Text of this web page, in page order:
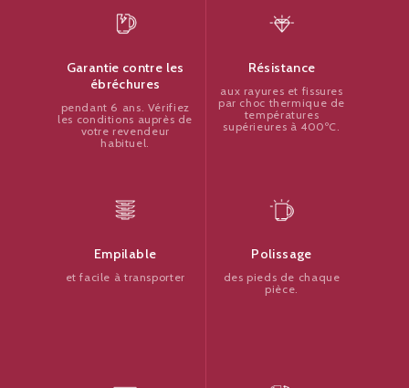
Garantie contre les
ébréchures
pendant 6 ans. Vérifiez
les conditions auprès de
votre revendeur
habituel.
Résistance
aux rayures et fissures
par choc thermique de
températures
supérieures à 400ºC.
Empilable
et facile à transporter
Polissage
des pieds de chaque
pièce.